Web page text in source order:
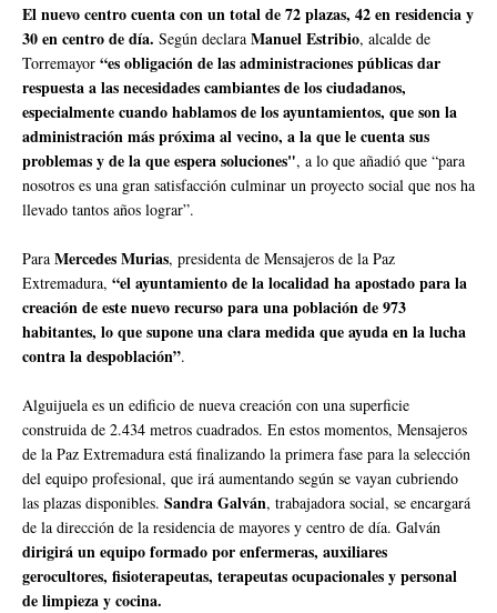
El nuevo centro cuenta con un total de 72 plazas, 42 en residencia y
30 en centro de día. Según declara Manuel Estribio, alcalde de
Torremayor “es obligación de las administraciones públicas dar
respuesta a las necesidades cambiantes de los ciudadanos,
especialmente cuando hablamos de los ayuntamientos, que son la
administración más próxima al vecino, a la que le cuenta sus
problemas y de la que espera soluciones", a lo que añadió que “para
nosotros es una gran satisfacción culminar un proyecto social que nos ha
llevado tantos años lograr”.
Para Mercedes Murias, presidenta de Mensajeros de la Paz
Extremadura, “el ayuntamiento de la localidad ha apostado para la
creación de este nuevo recurso para una población de 973
habitantes, lo que supone una clara medida que ayuda en la lucha
contra la despoblación”.
Alguijuela es un edificio de nueva creación con una superficie
construida de 2.434 metros cuadrados. En estos momentos, Mensajeros
de la Paz Extremadura está finalizando la primera fase para la selección
del equipo profesional, que irá aumentando según se vayan cubriendo
las plazas disponibles. Sandra Galván, trabajadora social, se encargará
de la dirección de la residencia de mayores y centro de día. Galván
dirigirá un equipo formado por enfermeras, auxiliares
gerocultores, fisioterapeutas, terapeutas ocupacionales y personal
de limpieza y cocina.